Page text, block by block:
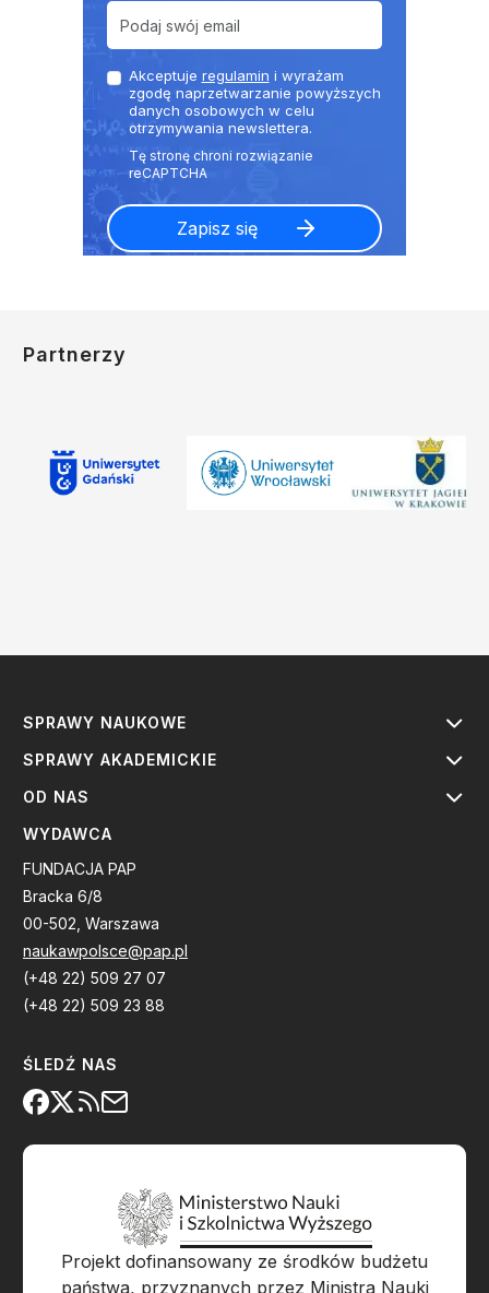
Akceptuje regulamin i wyrażam
zgodę naprzetwarzanie powyższych
danych osobowych w celu
otrzymywania newslettera.
Partnerzy
SPRAWY NAUKOWE
SPRAWY AKADEMICKIE
OD NAS
WYDAWCA
FUNDACJA PAP
Bracka 6/8
00-502, Warszawa
naukawpolsce@pap.pl
(+48 22) 509 27 07
(+48 22) 509 23 88
ŚLEDŹ NAS
Projekt dofinansowany ze środków budżetu
państwa, przyznanych przez Ministra Nauki